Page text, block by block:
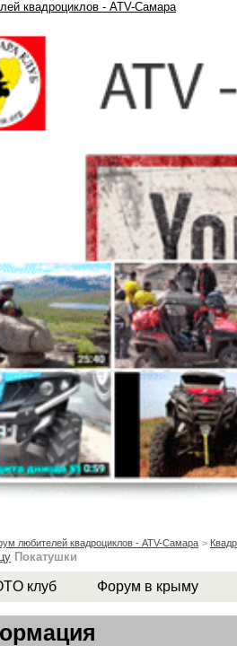
любителей квадроциклов - ATV-Самара >
Покатушки
клуб Форум в крыму